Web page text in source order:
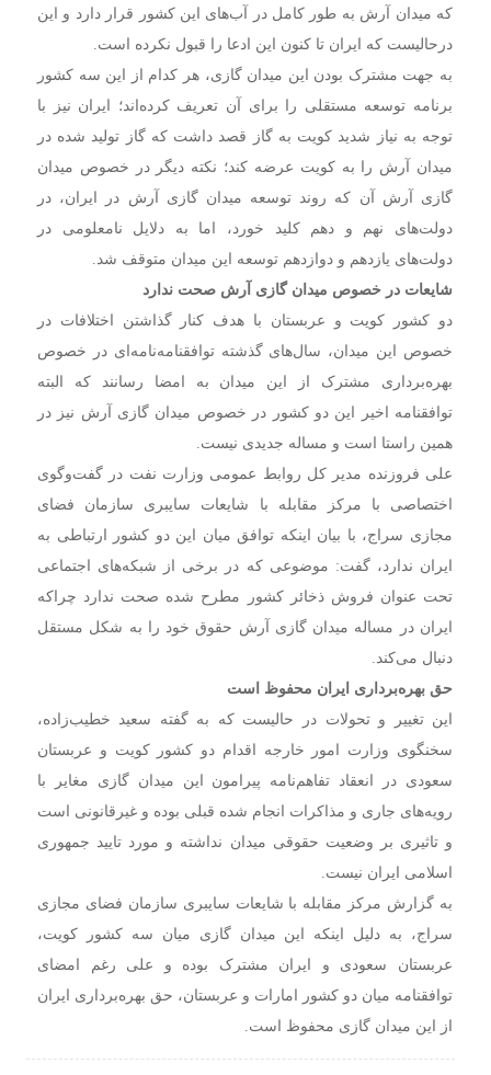
که میدان آرش به طور کامل در آب‌های این کشور قرار دارد و این
درحالیست که ایران تا کنون این ادعا را قبول نکرده است.
به جهت مشترک بودن این میدان گازی، هر کدام از این سه کشور
برنامه توسعه مستقلی را برای آن تعریف کرده‌اند؛ ایران نیز با
توجه به نیاز شدید کویت به گاز قصد داشت که گاز تولید شده در
میدان آرش را به کویت عرضه کند؛ نکته دیگر در خصوص میدان
گازی آرش آن که روند توسعه میدان گازی آرش در ایران، در
دولت‌های نهم و دهم کلید خورد، اما به دلایل نامعلومی در
دولت‌های یازدهم و دوازدهم توسعه این میدان متوقف شد.
شایعات در خصوص میدان گازی آرش صحت ندارد
دو کشور کویت و عربستان با هدف کنار گذاشتن اختلافات در
خصوص این میدان، سال‌های گذشته توافقنامه‌نامه‌ای در خصوص
بهره‌برداری مشترک از این میدان به امضا رسانند که البته
توافقنامه اخیر این دو کشور در خصوص میدان گازی آرش نیز در
همین راستا است و مساله جدیدی نیست.
علی فروزنده مدیر کل روابط عمومی وزارت نفت در گفت‌وگوی
اختصاصی با مرکز مقابله با شایعات سایبری سازمان فضای
مجازی سراج، با بیان اینکه توافق میان این دو کشور ارتباطی به
ایران ندارد، گفت: موضوعی که در برخی از شبکه‌های اجتماعی
تحت عنوان فروش ذخائر کشور مطرح شده صحت ندارد چراکه
ایران در مساله میدان گازی آرش حقوق خود را به شکل مستقل
دنبال می‌کند.
حق بهره‌برداری ایران محفوظ است
این تغییر و تحولات در حالیست که به گفته سعید خطیب‌زاده،
سخنگوی وزارت امور خارجه اقدام دو کشور کویت و عربستان
سعودی در انعقاد تفاهم‌نامه پیرامون این میدان گازی مغایر با
رویه‌های جاری و مذاکرات انجام شده قبلی بوده و غیرقانونی است
و تاثیری بر وضعیت حقوقی میدان نداشته و مورد تایید جمهوری
اسلامی ایران نیست.
به گزارش مرکز مقابله با شایعات سایبری سازمان فضای مجازی
سراج، به دلیل اینکه این میدان گازی میان سه کشور کویت،
عربستان سعودی و ایران مشترک بوده و علی رغم امضای
توافقنامه میان دو کشور امارات و عربستان، حق بهره‌برداری ایران
از این میدان گازی محفوظ است.